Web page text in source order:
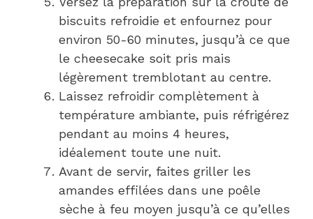
biscuits refroidie et enfournez pour
environ 50-60 minutes, jusqu’à ce que
le cheesecake soit pris mais
légèrement tremblotant au centre.
Laissez refroidir complètement à
température ambiante, puis réfrigérez
pendant au moins 4 heures,
idéalement toute une nuit.
Avant de servir, faites griller les
amandes effilées dans une poêle
sèche à feu moyen jusqu’à ce qu’elles